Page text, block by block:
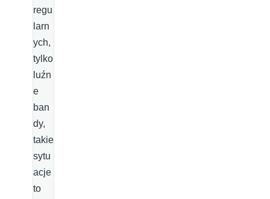
regu
larn
ych,
tylko
luźn
e
ban
dy,
takie
sytu
acje
to